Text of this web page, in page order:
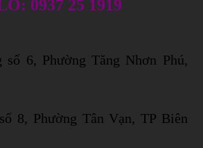
0937 25 1919
6, Phường Tăng Nhơn Phú,
8, Phường Tân Vạn, TP Biên